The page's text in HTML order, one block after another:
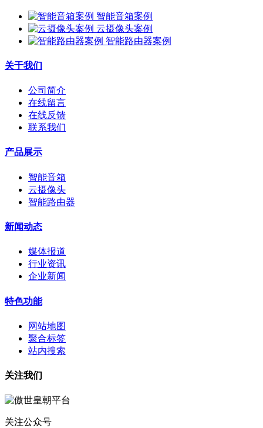
智能音箱案例
云摄像头案例
智能路由器案例
关于我们
公司简介
在线留言
在线反馈
联系我们
产品展示
智能音箱
云摄像头
智能路由器
新闻动态
媒体报道
行业资讯
企业新闻
特色功能
网站地图
聚合标签
站内搜索
关注我们
关注公众号